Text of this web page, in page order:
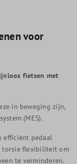
voor
fietsen met
in beweging zijn,
(MES).
efficiënt pedaal
torsie flexibiliteit om
te verminderen.